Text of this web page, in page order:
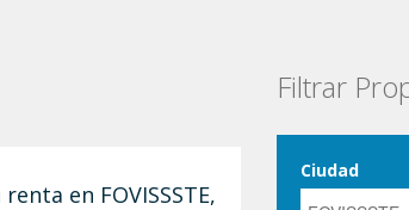
en FOVISSSTE,
Filtrar
Ciudad